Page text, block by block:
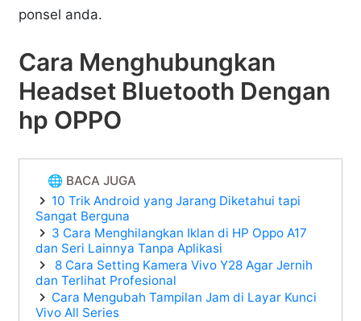
ponsel anda.
Cara Menghubungkan
Headset Bluetooth Dengan
hp OPPO
🌐 BACA JUGA
10 Trik Android yang Jarang Diketahui tapi
Sangat Berguna
3 Cara Menghilangkan Iklan di HP Oppo A17
dan Seri Lainnya Tanpa Aplikasi
8 Cara Setting Kamera Vivo Y28 Agar Jernih
dan Terlihat Profesional
Cara Mengubah Tampilan Jam di Layar Kunci
Vivo All Series